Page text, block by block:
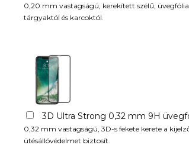
0,20 mm vastagságú, kerekített szélű,
tárgyaktól és karcoktól.
3D Ultra Strong 0,32 mm 9H
0,32 mm vastagságú, 3D-s fekete kerete a
ütésállóvédelmet biztosít.